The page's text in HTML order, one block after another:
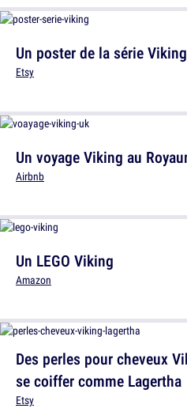
Un voyage Viking au
Airbnb
Des perles pour cheveux
se coiffer comme Lagertha
Etsy
Un poster de la série
Etsy
Un LEGO Viking
Amazon